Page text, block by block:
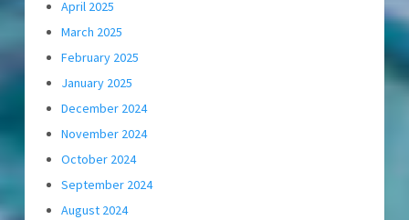
April 2025
March 2025
February 2025
January 2025
December 2024
November 2024
October 2024
September 2024
August 2024